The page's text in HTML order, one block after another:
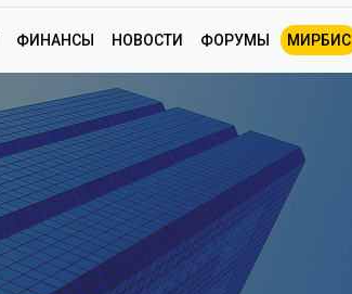
ФИНАНСЫ НОВОСТИ ФОРУМЫ МИРБИС